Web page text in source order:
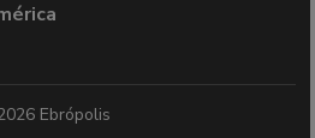
Ebrópolis